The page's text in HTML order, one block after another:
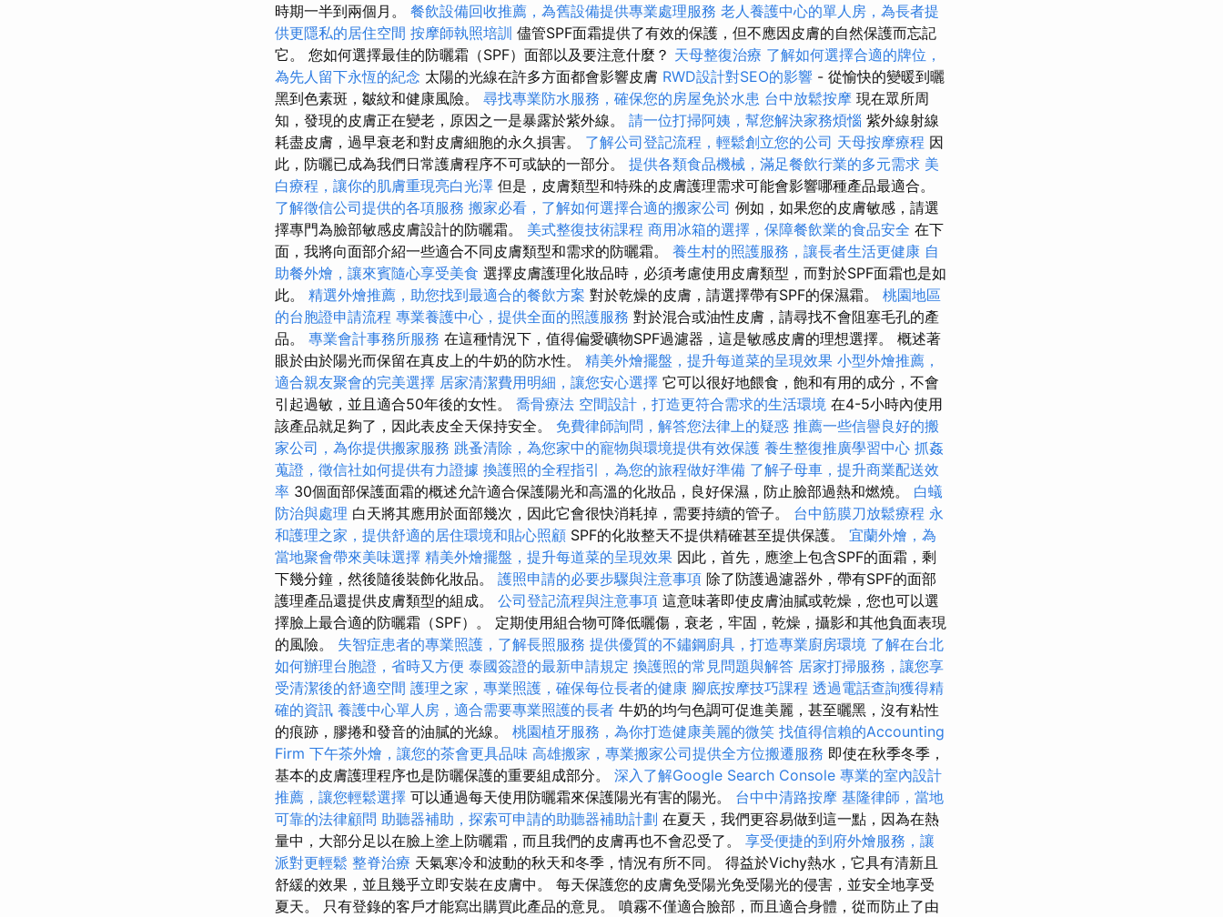
時期一半到兩個月。 餐飲設備回收推薦，為舊設備提供專業處理服務 老人養護中心的單人房，為長者提
供更隱私的居住空間 按摩師執照培訓 儘管SPF面霜提供了有效的保護，但不應因皮膚的自然保護而忘記
它。 您如何選擇最佳的防曬霜（SPF）面部以及要注意什麼？ 天母整復治療 了解如何選擇合適的牌位，
為先人留下永恆的紀念 太陽的光線在許多方面都會影響皮膚 RWD設計對SEO的影響 - 從愉快的變暖到曬
黑到色素斑，皺紋和健康風險。 尋找專業防水服務，確保您的房屋免於水患 台中放鬆按摩 現在眾所周
知，發現的皮膚正在變老，原因之一是暴露於紫外線。 請一位打掃阿姨，幫您解決家務煩惱 紫外線射線
耗盡皮膚，過早衰老和對皮膚細胞的永久損害。 了解公司登記流程，輕鬆創立您的公司 天母按摩療程 因
此，防曬已成為我們日常護膚程序不可或缺的一部分。 提供各類食品機械，滿足餐飲行業的多元需求 美
白療程，讓你的肌膚重現亮白光澤 但是，皮膚類型和特殊的皮膚護理需求可能會影響哪種產品最適合。
了解徵信公司提供的各項服務 搬家必看，了解如何選擇合適的搬家公司 例如，如果您的皮膚敏感，請選
擇專門為臉部敏感皮膚設計的防曬霜。 美式整復技術課程 商用冰箱的選擇，保障餐飲業的食品安全 在下
面，我將向面部介紹一些適合不同皮膚類型和需求的防曬霜。 養生村的照護服務，讓長者生活更健康 自
助餐外燴，讓來賓隨心享受美食 選擇皮膚護理化妝品時，必須考慮使用皮膚類型，而對於SPF面霜也是如
此。 精選外燴推薦，助您找到最適合的餐飲方案 對於乾燥的皮膚，請選擇帶有SPF的保濕霜。 桃園地區
的台胞證申請流程 專業養護中心，提供全面的照護服務 對於混合或油性皮膚，請尋找不會阻塞毛孔的產
品。 專業會計事務所服務 在這種情況下，值得偏愛礦物SPF過濾器，這是敏感皮膚的理想選擇。 概述著
眼於由於陽光而保留在真皮上的牛奶的防水性。 精美外燴擺盤，提升每道菜的呈現效果 小型外燴推薦，
適合親友聚會的完美選擇 居家清潔費用明細，讓您安心選擇 它可以很好地餵食，飽和有用的成分，不會
引起過敏，並且適合50年後的女性。 喬骨療法 空間設計，打造更符合需求的生活環境 在4-5小時內使用
該產品就足夠了，因此表皮全天保持安全。 免費律師詢問，解答您法律上的疑惑 推薦一些信譽良好的搬
家公司，為你提供搬家服務 跳蚤清除，為您家中的寵物與環境提供有效保護 養生整復推廣學習中心 抓姦
蒐證，徵信社如何提供有力證據 換護照的全程指引，為您的旅程做好準備 了解子母車，提升商業配送效
率 30個面部保護面霜的概述允許適合保護陽光和高溫的化妝品，良好保濕，防止臉部過熱和燃燒。 白蟻
防治與處理 白天將其應用於面部幾次，因此它會很快消耗掉，需要持續的管子。 台中筋膜刀放鬆療程 永
和護理之家，提供舒適的居住環境和貼心照顧 SPF的化妝整天不提供精確甚至提供保護。 宜蘭外燴，為
當地聚會帶來美味選擇 精美外燴擺盤，提升每道菜的呈現效果 因此，首先，應塗上包含SPF的面霜，剩
下幾分鐘，然後隨後裝飾化妝品。 護照申請的必要步驟與注意事項 除了防護過濾器外，帶有SPF的面部
護理產品還提供皮膚類型的組成。 公司登記流程與注意事項 這意味著即使皮膚油膩或乾燥，您也可以選
擇臉上最合適的防曬霜（SPF）。 定期使用組合物可降低曬傷，衰老，牢固，乾燥，攝影和其他負面表現
的風險。 失智症患者的專業照護，了解長照服務 提供優質的不鏽鋼廚具，打造專業廚房環境 了解在台北
如何辦理台胞證，省時又方便 泰國簽證的最新申請規定 換護照的常見問題與解答 居家打掃服務，讓您享
受清潔後的舒適空間 護理之家，專業照護，確保每位長者的健康 腳底按摩技巧課程 透過電話查詢獲得精
確的資訊 養護中心單人房，適合需要專業照護的長者 牛奶的均勻色調可促進美麗，甚至曬黑，沒有粘性
的痕跡，膠捲和發音的油膩的光線。 桃園植牙服務，為你打造健康美麗的微笑 找值得信賴的Accounting
Firm 下午茶外燴，讓您的茶會更具品味 高雄搬家，專業搬家公司提供全方位搬遷服務 即使在秋季冬季，
基本的皮膚護理程序也是防曬保護的重要組成部分。 深入了解Google Search Console 專業的室內設計
推薦，讓您輕鬆選擇 可以通過每天使用防曬霜來保護陽光有害的陽光。 台中中清路按摩 基隆律師，當地
可靠的法律顧問 助聽器補助，探索可申請的助聽器補助計劃 在夏天，我們更容易做到這一點，因為在熱
量中，大部分足以在臉上塗上防曬霜，而且我們的皮膚再也不會忍受了。 享受便捷的到府外燴服務，讓
派對更輕鬆 整脊治療 天氣寒冷和波動的秋天和冬季，情況有所不同。 得益於Vichy熱水，它具有清新且
舒緩的效果，並且幾乎立即安裝在皮膚中。 每天保護您的皮膚免受陽光免受陽光的侵害，並安全地享受
夏天。 只有登錄的客戶才能寫出購買此產品的意見。 噴霧不僅適合臉部，而且適合身體，從而防止了由